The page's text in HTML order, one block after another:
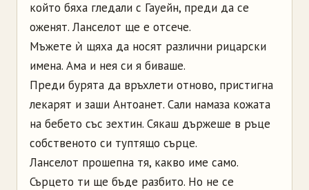
който бяха гледали с Гауейн, преди да се
оженят. Ланселот ще е отсече.
Мъжете ѝ щяха да носят различни рицарски
имена. Ама и нея си я биваше.
Преди бурята да връхлети отново, пристигна
лекарят и заши Антоанет. Сали намаза кожата
на бебето със зехтин. Сякаш държеше в ръце
собственото си туптящо сърце.
Ланселот прошепна тя, какво име само.
Сърцето ти ще бъде разбито. Но не се